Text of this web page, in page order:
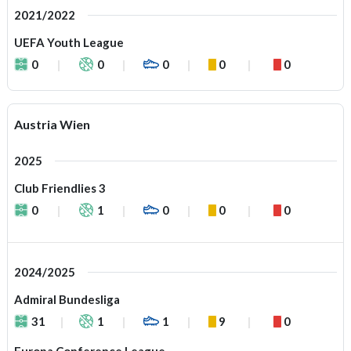
2021/2022
UEFA Youth League
0
0 0 0 0
Austria Wien
2025
Club Friendlies 3
0
1 0 0 0
2024/2025
Admiral Bundesliga
31
1 1 9 0